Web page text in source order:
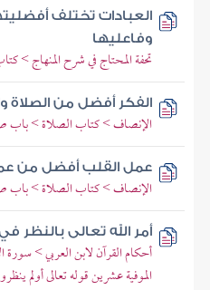
العبادات تختلف
وفاعليها
تحفة المحتاج في شرح المنهاج >
الفكر أفضل من الصلاة
الإنصاف > كتاب الصلاة > باب
عمل القلب أفضل من
الإنصاف > كتاب الصلاة > باب
أمر الله تعالى بالنظر
أحكام القرآن لابن العربي >
الموفية عشرين قوله تعالى أولم